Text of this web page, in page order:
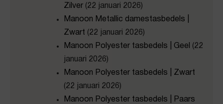
Zilver (22 januari 2026)
Manoon Metallic damestasbedels |
Zwart (22 januari 2026)
Manoon Polyester tasbedels | Geel
(22
januari 2026)
Manoon Polyester tasbedels | Zwart
(22 januari 2026)
Manoon Polyester tasbedels | Paars